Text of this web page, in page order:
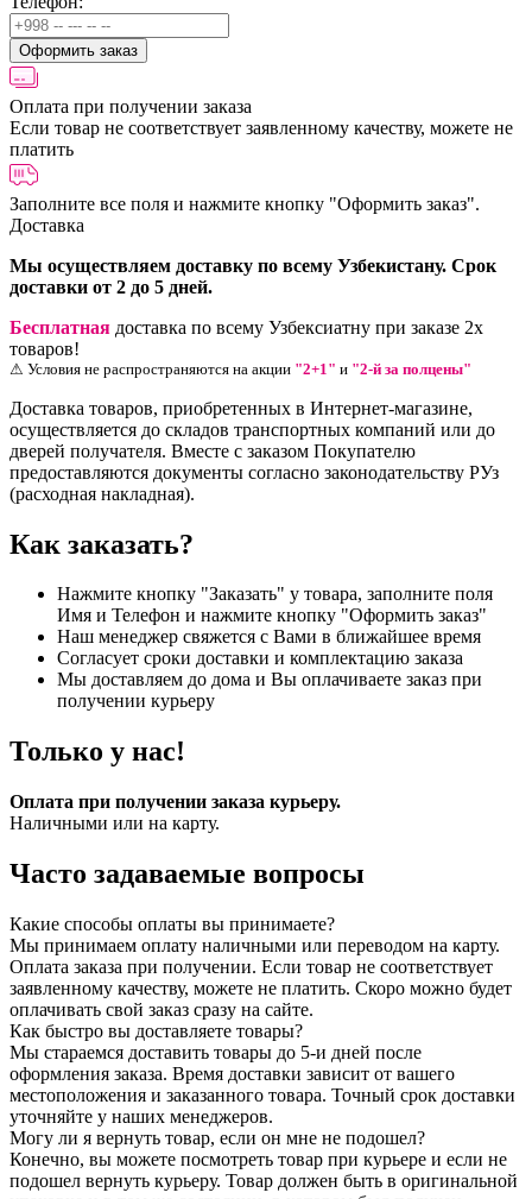
Оформить заказ
Оплата при получении заказа
Если товар не соответствует заявленному качеству, можете не
платить
Заполните все поля и нажмите кнопку "Оформить заказ".
Доставка
Мы осуществляем доставку по всему Узбекистану. Срок
доставки от 2 до 5 дней.
Бесплатная доставка по всему Узбексиатну при заказе 2х
товаров!
⚠ Условия не распространяются на акции "2+1" и "2-й за полцены"
Доставка товаров, приобретенных в Интернет-магазине,
осуществляется до складов транспортных компаний или до
дверей получателя. Вместе с заказом Покупателю
предоставляются документы согласно законодательству РУз
(расходная накладная).
Как заказать?
Нажмите кнопку "Заказать" у товара, заполните поля
Имя и Телефон и нажмите кнопку "Оформить заказ"
Наш менеджер свяжется с Вами в ближайшее время
Согласует сроки доставки и комплектацию заказа
Мы доставляем до дома и Вы оплачиваете заказ при
получении курьеру
Только у нас!
Оплата при получении заказа курьеру.
Наличными или на карту.
Часто задаваемые вопросы
Какие способы оплаты вы принимаете?
Мы принимаем оплату наличными или переводом на карту.
Оплата заказа при получении. Если товар не соответствует
заявленному качеству, можете не платить. Скоро можно будет
оплачивать свой заказ сразу на сайте.
Как быстро вы доставляете товары?
Мы стараемся доставить товары до 5-и дней после
оформления заказа. Время доставки зависит от вашего
местоположения и заказанного товара. Точный срок доставки
уточняйте у наших менеджеров.
Могу ли я вернуть товар, если он мне не подошел?
Конечно, вы можете посмотреть товар при курьере и если не
подошел вернуть курьеру. Товар должен быть в оригинальной